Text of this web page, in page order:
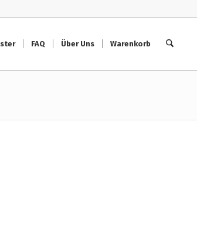
FAQ Über Uns Warenkorb